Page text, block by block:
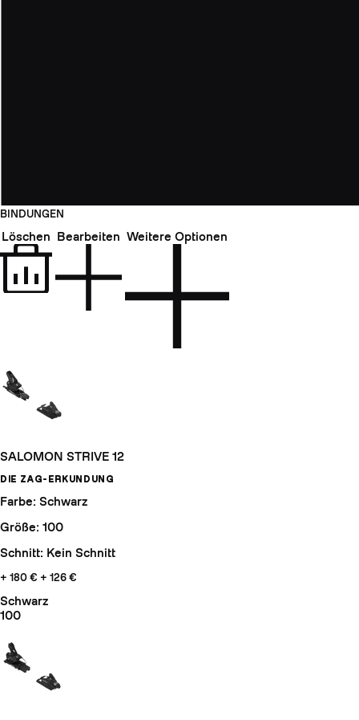
BINDUNGEN
Löschen Bearbeiten Weitere Optionen
SALOMON STRIVE 12
DIE ZAG-ERKUNDUNG
Farbe: Schwarz
Größe: 100
Schnitt: Kein Schnitt
+ 180 € + 126 €
Schwarz
100